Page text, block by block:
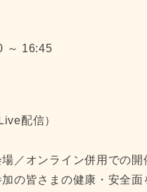
～ 16:45
配信）
／オンライン併用での
の皆さまの健康・安全面